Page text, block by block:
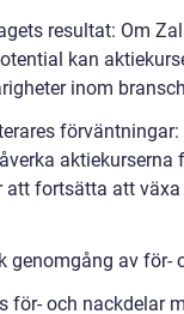
resultat: Om
kan
inom
aktiekurserna
att fortsätta att
genomgång av för-
för- och nackdelar